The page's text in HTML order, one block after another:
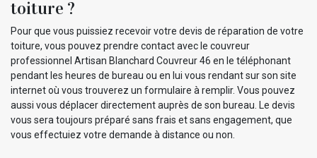
toiture ?
Pour que vous puissiez recevoir votre devis de réparation de votre
toiture, vous pouvez prendre contact avec le couvreur
professionnel Artisan Blanchard Couvreur 46 en le téléphonant
pendant les heures de bureau ou en lui vous rendant sur son site
internet où vous trouverez un formulaire à remplir. Vous pouvez
aussi vous déplacer directement auprès de son bureau. Le devis
vous sera toujours préparé sans frais et sans engagement, que
vous effectuiez votre demande à distance ou non.